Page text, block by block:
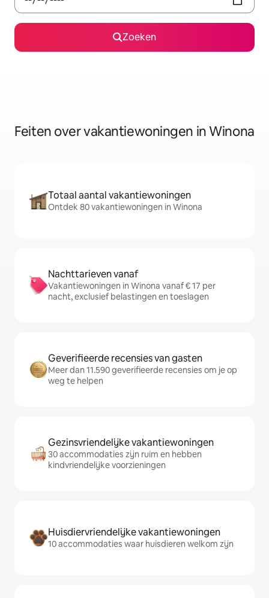
Zoeken
Feiten over vakantiewoningen in Winona
Totaal aantal vakantiewoningen
Ontdek 80 vakantiewoningen in Winona
Nachttarieven vanaf
Vakantiewoningen in Winona vanaf € 17 per
nacht, exclusief belastingen en toeslagen
Geverifieerde recensies van gasten
Meer dan 11.590 geverifieerde recensies om je op
weg te helpen
Gezinsvriendelijke vakantiewoningen
30 accommodaties zijn ruim en hebben
kindvriendelijke voorzieningen
Huisdiervriendelijke vakantiewoningen
10 accommodaties waar huisdieren welkom zijn